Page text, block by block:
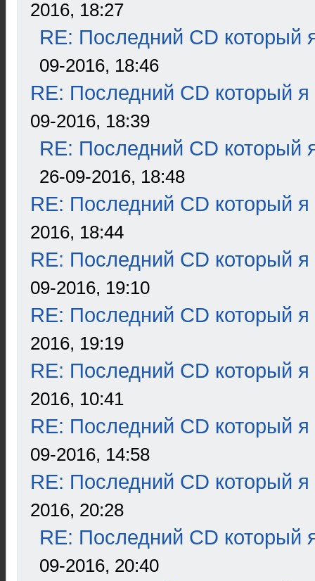
2016, 18:27
RE: Последний CD который
09-2016, 18:46
RE: Последний CD который я
09-2016, 18:39
RE: Последний CD который
26-09-2016, 18:48
RE: Последний CD который я
2016, 18:44
RE: Последний CD который я
09-2016, 19:10
RE: Последний CD который я
2016, 19:19
RE: Последний CD который я
2016, 10:41
RE: Последний CD который я
09-2016, 14:58
RE: Последний CD который я
2016, 20:28
RE: Последний CD который
09-2016, 20:40